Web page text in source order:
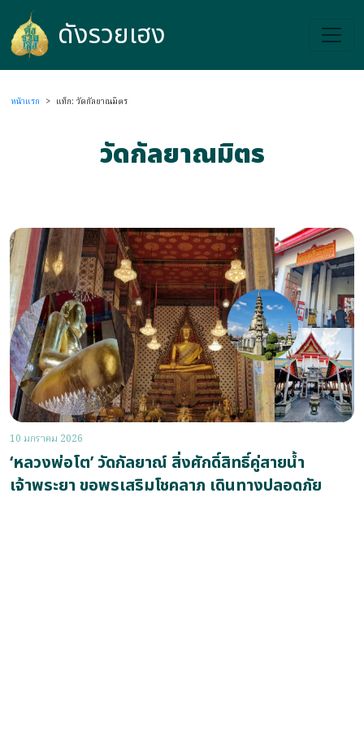
ดังรวยเฮง
ดังรวยเฮง
หน้าแรก > แท็ก: วัดกัลยาณมิตร
วัดกัลยาณมิตร
10 มกราคม 2026
‘หลวงพ่อโต’ วัดกัลยาณ์ สิ่งศักดิ์สิทธิ์คู่สายน้ำ
เจ้าพระยา ขอพรเสริมโชคลาภ เดินทางปลอดภัย